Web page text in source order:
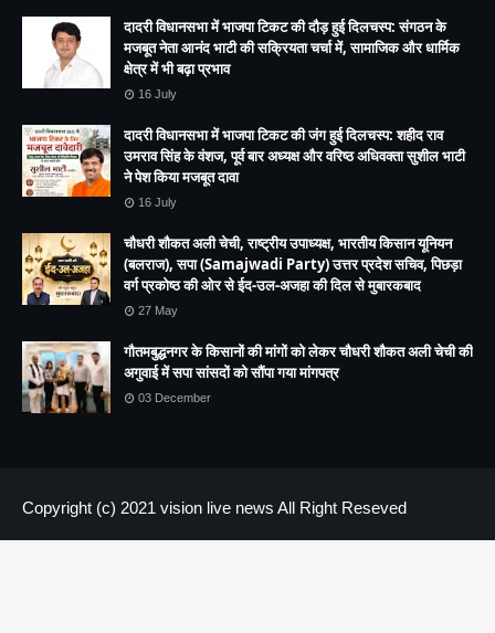
दादरी विधानसभा में भाजपा टिकट की दौड़ हुई दिलचस्प: संगठन के
मजबूत नेता आनंद भाटी की सक्रियता चर्चा में, सामाजिक और धार्मिक
क्षेत्र में भी बढ़ा प्रभाव
16 July
दादरी विधानसभा में भाजपा टिकट की जंग हुई दिलचस्प: शहीद राव
उमराव सिंह के वंशज, पूर्व बार अध्यक्ष और वरिष्ठ अधिवक्ता सुशील भाटी
ने पेश किया मजबूत दावा
16 July
चौधरी शौकत अली चेची, राष्ट्रीय उपाध्यक्ष, भारतीय किसान यूनियन
(बलराज), सपा (Samajwadi Party) उत्तर प्रदेश सचिव, पिछड़ा
वर्ग प्रकोष्ठ की ओर से ईद-उल-अजहा की दिल से मुबारकबाद
27 May
गौतमबुद्धनगर के किसानों की मांगों को लेकर चौधरी शौकत अली चेची की
अगुवाई में सपा सांसदों को सौंपा गया मांगपत्र
03 December
Copyright (c) 2021 vision live news All Right Reseved